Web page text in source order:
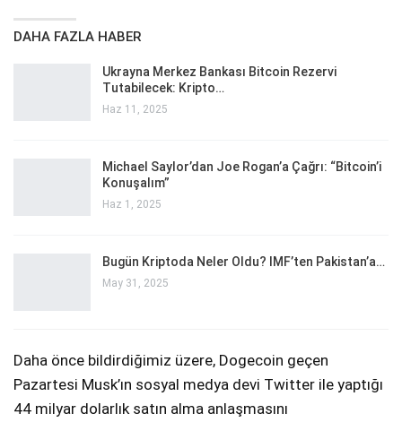
DAHA FAZLA HABER
Ukrayna Merkez Bankası Bitcoin Rezervi
Tutabilecek: Kripto…
Haz 11, 2025
Michael Saylor’dan Joe Rogan’a Çağrı: “Bitcoin’i
Konuşalım”
Haz 1, 2025
Bugün Kriptoda Neler Oldu? IMF’ten Pakistan’a…
May 31, 2025
Daha önce bildirdiğimiz üzere, Dogecoin geçen
Pazartesi Musk’ın sosyal medya devi Twitter ile yaptığı
44 milyar dolarlık satın alma anlaşmasını